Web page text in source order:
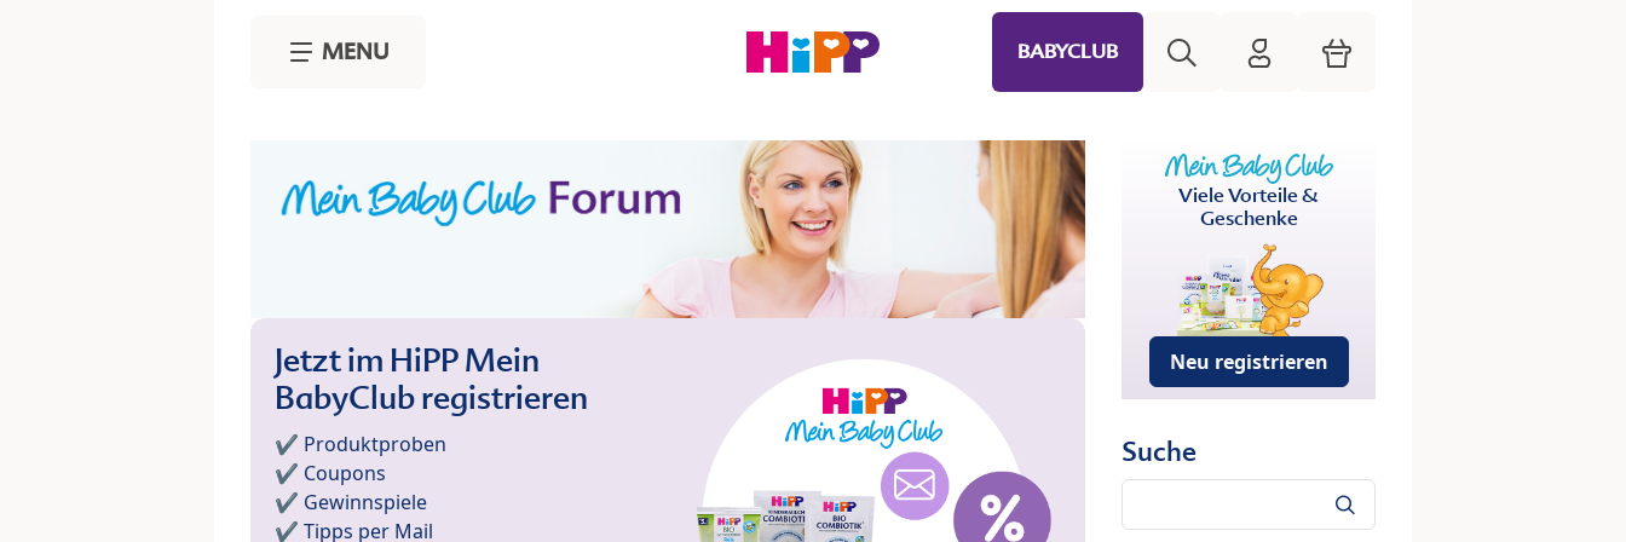
MENU BABYCLUB HiPP Mein Babyclub
Warenkorb
Jetzt im HiPP Mein
BabyClub registrieren
✔️ Produktproben
✔️ Coupons
✔️ Gewinnspiele
✔️ Tipps per Mail
Viele Vorteile &
Geschenke
Neu registrieren
Suche